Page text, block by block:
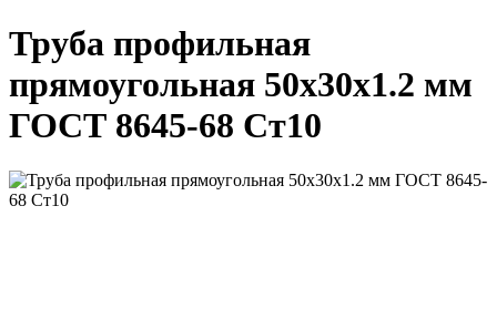
Труба профильная
прямоугольная 50x30x1.2 мм
ГОСТ 8645-68 Ст10